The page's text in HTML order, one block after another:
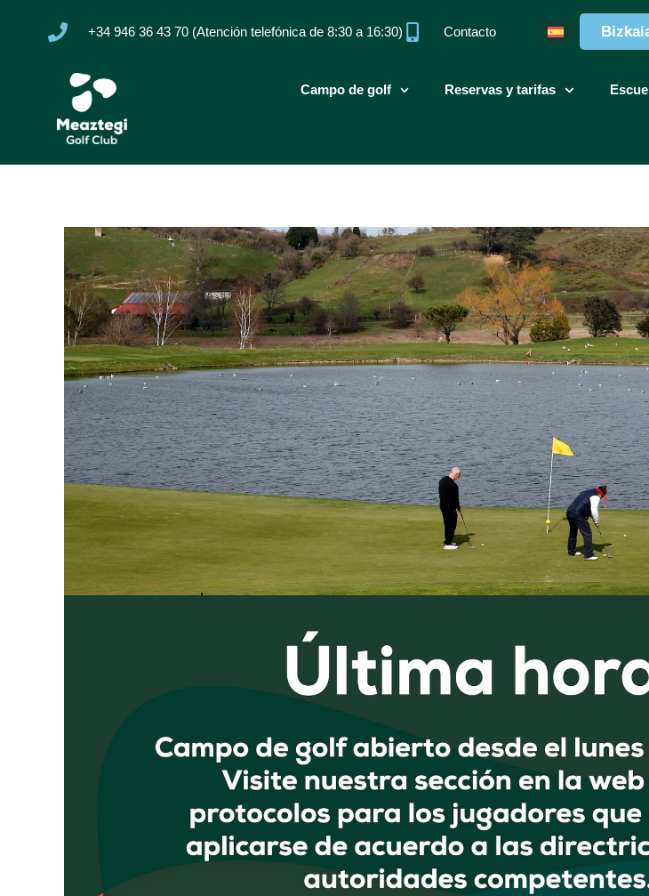
+34 946 36 43 70 (Atención telefónica de 8:30 a 16:30) Contacto
Campo de golf Reservas y tarifas